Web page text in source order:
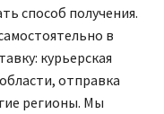
способ получения.
в
курьерская
отправка
регионы. Мы